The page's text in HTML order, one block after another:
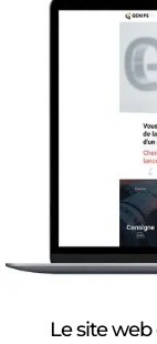
Le site web